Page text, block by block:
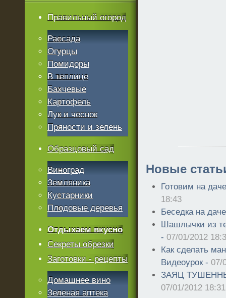
Новые
Готовим на
18:43
Беседка на
Шашлычки из
- 07/01/2012
Как сделать
Видеоурок - 07/
ЗАЯЦ
07/01/2012 18:31
Правильный огород
Рассада
Огурцы
Помидоры
В теплице
Бахчевые
Картофель
Лук и чеснок
Пряности и зелень
Образцовый сад
Виноград
Земляника
Кустарники
Плодовые деревья
Отдыхаем вкусно
Секреты обрезки
Заготовки - рецепты
Домашнее вино
Зеленая аптека